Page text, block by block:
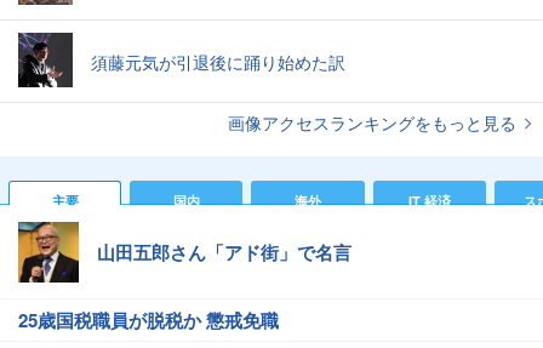
須藤元気が引退後に踊り始めた訳
画像アクセスランキングをもっと見る
主要 国内 海外 IT 経済 ス
山田五郎さん「アド街」で名言
25歳国税職員が脱税か 懲戒免職